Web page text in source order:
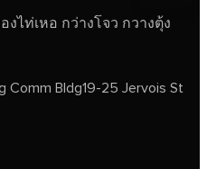
ไท่เหอ กว่างโจว กวางตุ้ง
Comm Bldg19-25 Jervois St